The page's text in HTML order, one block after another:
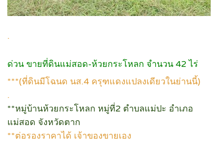
.
ด่วน ขายที่ดินแม่สอด-ห้วยกระโหลก จำนวน 42 ไร่
***(ที่ดินมีโฉนด นส.4 ครุฑแดงแปลงเดียวในย่านนี้)
.
**หมู่บ้านห้วยกระโหลก หมู่ที่2 ตำบลแม่ปะ อำเภอ
แม่สอด จังหวัดตาก
**ต่อรองราคาได้ เจ้าของขายเอง